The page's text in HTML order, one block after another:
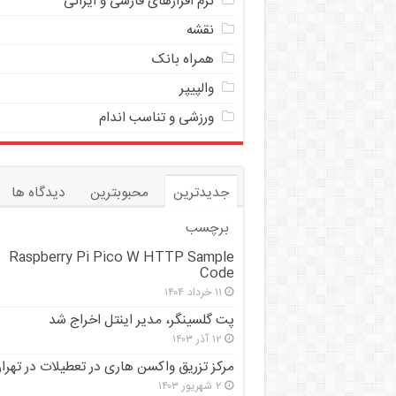
نقشه
همراه بانک
والپیپر
ورزشی و تناسب اندام
جدیدترین محبوبترین
دیدگاه ها
برچسب
Raspberry Pi Pico W HTTP Sample
Code
۱۱ خرداد ۱۴۰۴
پت گلسینگر، مدیر اینتل اخراج شد
۱۲ آذر ۱۴۰۳
مرکز تزریق واکسن هاری در تعطیلات در
۲ شهریور ۱۴۰۳